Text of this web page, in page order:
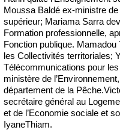
Moussa Baldé ex-ministre de
supérieur; Mariama Sarra
Formation professionnelle,
Fonction publique. Mamadou
les Collectivités territoriales;
Télécommunications pour
ministère de
département de la
secrétaire général au
et de l’Economie sociale et
IyaneThiam.